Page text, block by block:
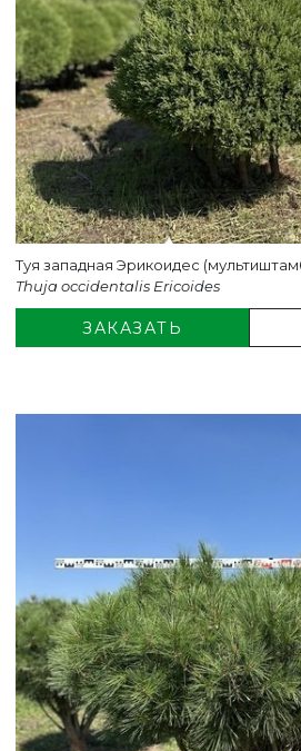
Туя западная Эрикоидес
Thuja occidentalis Ericoides
ЗАКАЗАТЬ